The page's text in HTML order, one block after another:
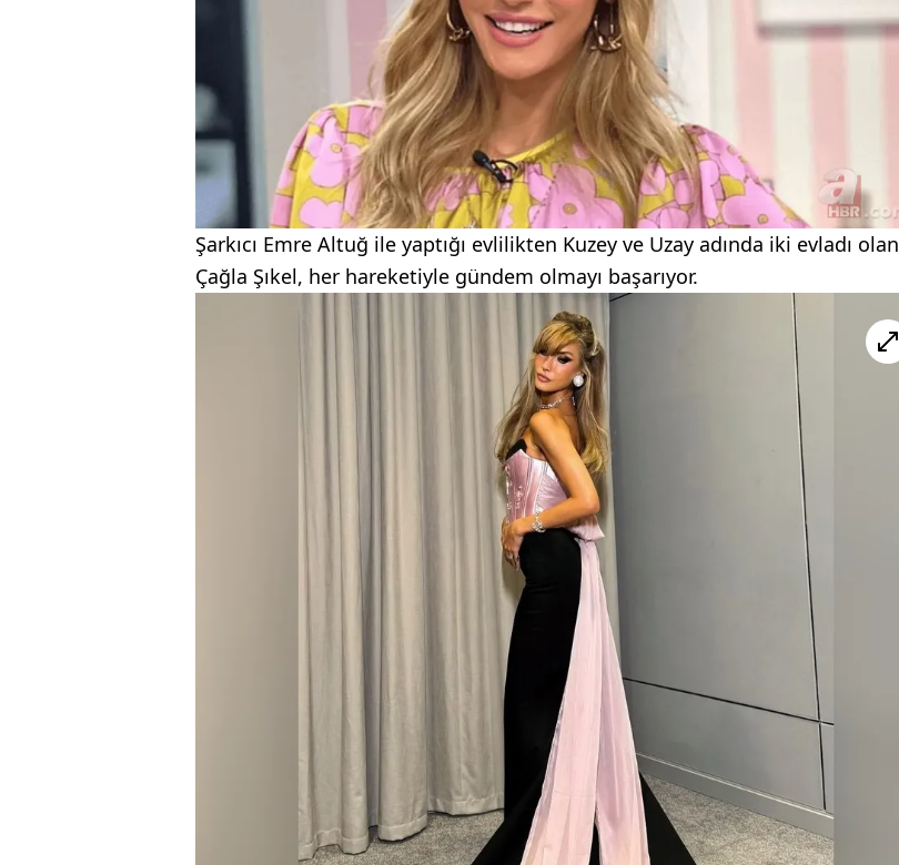
Şarkıcı Emre Altuğ ile yaptığı evlilikten Kuzey ve Uzay adında iki evladı olan
Çağla Şıkel, her hareketiyle gündem olmayı başarıyor.